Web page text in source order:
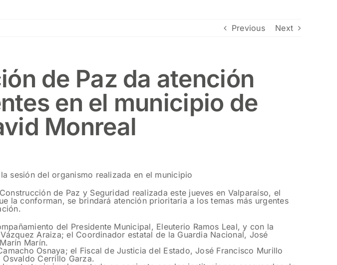
Previous Next
de Paz da atención
en el municipio de
Monreal
sesión del organismo realizada en el municipio
de Paz y Seguridad realizada este jueves en Valparaíso, el
la conforman, se brindará atención prioritaria a los temas más urgentes
del Presidente Municipal, Eleuterio Ramos Leal, y con la
Araiza; el Coordinador estatal de la Guardia Nacional, José
Marín.
Osnaya; el Fiscal de Justicia del Estado, José Francisco Murillo
Cerrillo Garza.